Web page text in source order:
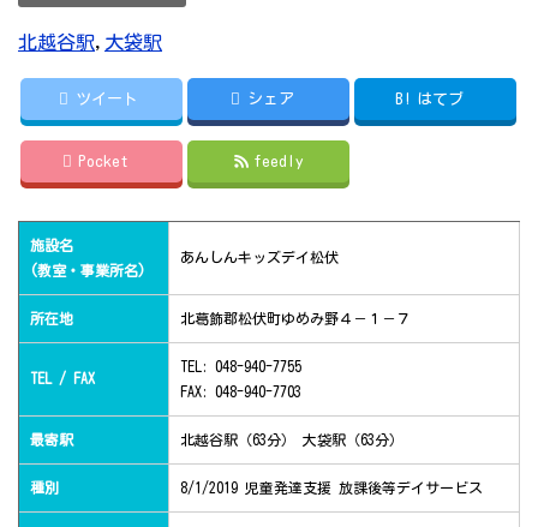
北越谷駅, 大袋駅
ツイート シェア B! はてブ
Pocket feedly
施設名
(教室・事業所名)
あんしんキッズデイ松伏
所在地 北葛飾郡松伏町ゆめみ野４－１－７
TEL / FAX
TEL: 048-940-7755
FAX: 048-940-7703
最寄駅 北越谷駅（63分） 大袋駅（63分）
種別 8/1/2019 児童発達支援 放課後等デイサービス